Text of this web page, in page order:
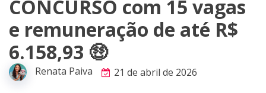
CONCURSO com 15 vagas
e remuneração de até R$
6.158,93 🤑
Renata Paiva 21 de abril de 2026